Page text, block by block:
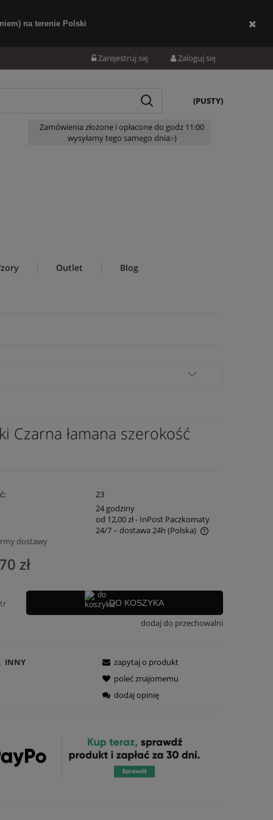
na terenie Polski
Zarejestruj się Zaloguj się
(PUSTY)
Zamówienia złożone i opłacone do godz 11:00
wysyłamy tego samego dnia:-)
Outlet Blog
Czarna łamana szerokość
23
24 godziny
od 12,00 zł- InPost Paczkomaty
24/7 – dostawa 24h (Polska)
dostawy
zł
DO KOSZYKA
dodaj do przechowalni
INNY
zapytaj o produkt
poleć znajomemu
dodaj opinię